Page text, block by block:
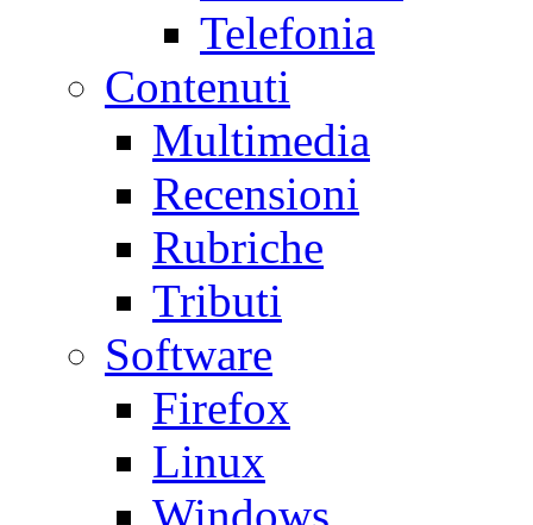
Telefonia
Contenuti
Multimedia
Recensioni
Rubriche
Tributi
Software
Firefox
Linux